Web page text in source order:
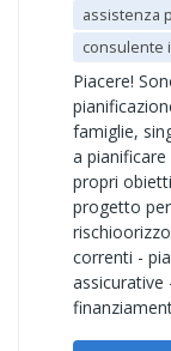
assistenza
consulente
Piacere!
famiglie,
a
propri
progetto
correnti -
assicurative